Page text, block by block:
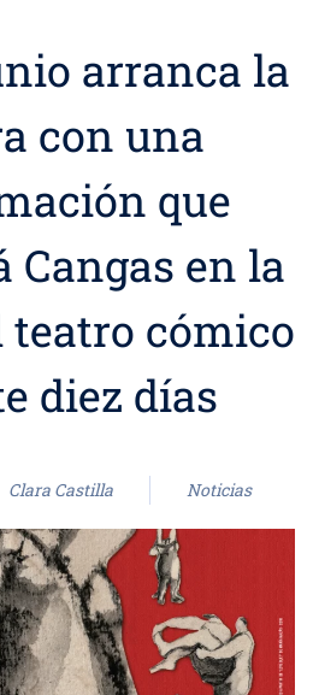
arranca la
con una
que
en la
cómico
diez días
Clara Castilla Noticias